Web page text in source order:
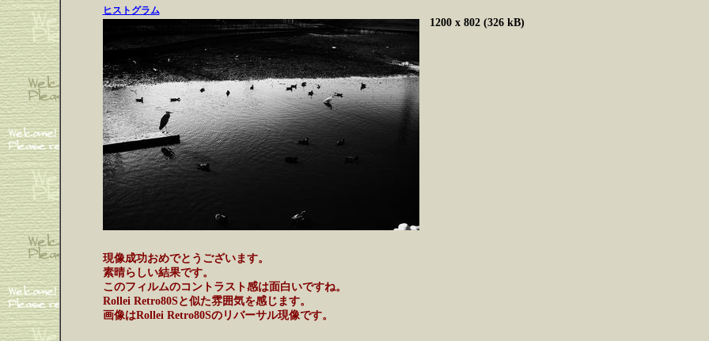
ヒストグラム
1200 x 802 (326 kB)
現像成功おめでとうございます。
素晴らしい結果です。
このフィルムのコントラスト感は面白いですね。
Rollei Retro80Sと似た雰囲気を感じます。
画像はRollei Retro80Sのリバーサル現像です。